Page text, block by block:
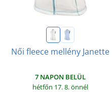
Női fleece mellény Janette
7 NAPON BELÜL
hétfőn 17. 8.önnél